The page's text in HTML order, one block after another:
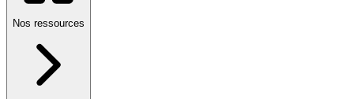
Nos ressources